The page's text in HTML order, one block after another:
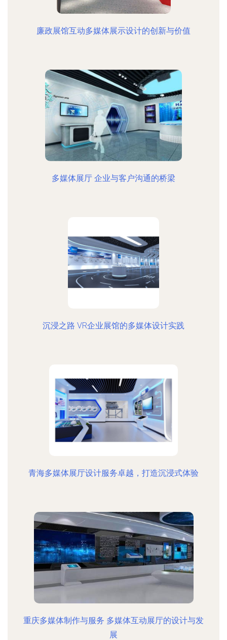
廉政展馆互动多媒体展示设计的创新与价值
多媒体展厅 企业与客户沟通的桥梁
沉浸之路 VR企业展馆的多媒体设计实践
青海多媒体展厅设计服务卓越，打造沉浸式体验
重庆多媒体制作与服务 多媒体互动展厅的设计与发
展